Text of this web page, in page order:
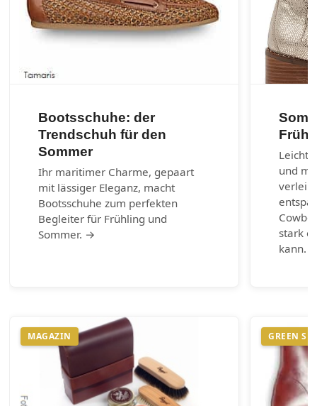
Bootsschuhe: der
Trendschuh für den
Sommer
Ihr maritimer Charme, gepaart
mit lässiger Eleganz, macht
Bootsschuhe zum perfekten
Begleiter für Frühling und
Sommer. →
und
stark
kann.
MAGAZIN GREEN